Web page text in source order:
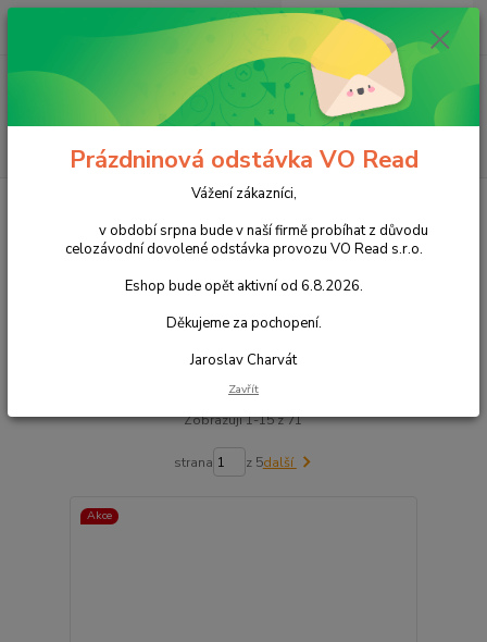
Po - Pá 8 - 14h
ks
za 0,00 Kč
Čokoládové cukrovinky
Čokoládové tyčinky
Zobrazuji 1-15 z 71
strana z 5další
Akce
Prázdninová odstávka VO Read
Vážení zákazníci,
v období srpna bude v naší firmě probíhat z důvodu
celozávodní dovolené odstávka provozu VO Read s.r.o.
Eshop bude opět aktivní od 6.8.2026.
Děkujeme za pochopení.
Jaroslav Charvát
Zavřít